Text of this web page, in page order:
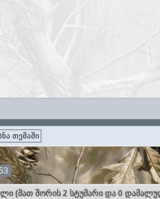
(მათ შორის 2 სტუმარი და 0